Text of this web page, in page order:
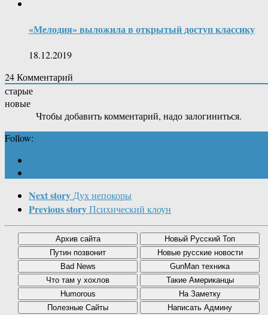
«Мелодия» выложила в открытый доступ классику
18.12.2019
24Комментарий
старые
новые
Чтобы добавить комментарий, надо залогиниться.
Follow:
Next storyДух непокоры
Previous storyПсихический клоун